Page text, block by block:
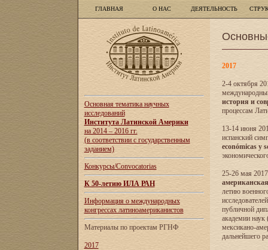
ГЛАВНАЯ О НАС ДЕЯТЕЛЬНОСТЬ
Основная тематика научных
исследований
Института Латинской Америки
на 2014 – 2016 гг.
(в соответствии с государственным
заданием)
Конкурсы/Convocatorias
К 50-летию ИЛА РАН
Информация о международных
конгрессах латиноамериканистов
Материалы по проектам РГНФ
2017
2017
2-4 октября
история и
процессам
13-14 июня
испанский
económicas y
25-26 мая
летию
публичной
академии
мексикано-
дальнейшего